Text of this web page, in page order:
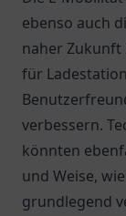
ebenso auch
naher Zukunft
für
verbessern.
könnten
und Weise,
grundlegend